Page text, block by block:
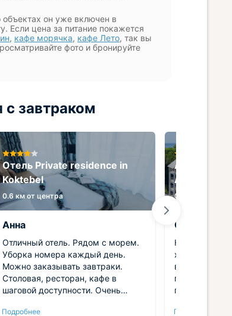
объектах он уже включен в
Если цена за питание покажется
, кафе морячка, кафе Лето, так вы
фото и бронируйте
завтраком
Отель Private residence in
Koktebel
0.6 км от центра
Анна
Отличный отель. Рядом с морем.
Уборка номера каждый день.
Можно заказывать завтраки.
Столовая, ресторан, кафе в
шаговой доступности. Очень
Подробнее
Арт-отель
Apartments
0.7 км от
Стефания
На самом
хорош, чтобы
время. Море
готовят
плюс, не
Подробнее